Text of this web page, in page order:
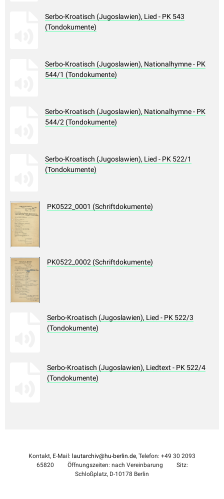
Serbo-Kroatisch (Jugoslawien), Lied - PK 543
(Tondokumente)
Serbo-Kroatisch (Jugoslawien), Nationalhymne - PK
544/1 (Tondokumente)
Serbo-Kroatisch (Jugoslawien), Nationalhymne - PK
544/2 (Tondokumente)
Serbo-Kroatisch (Jugoslawien), Lied - PK 522/1
(Tondokumente)
PK0522_0001 (Schriftdokumente)
PK0522_0002 (Schriftdokumente)
Serbo-Kroatisch (Jugoslawien), Lied - PK 522/3
(Tondokumente)
Serbo-Kroatisch (Jugoslawien), Liedtext - PK 522/4
(Tondokumente)
Kontakt, E-Mail: lautarchiv@hu-berlin.de, Telefon: +49 30 2093
65820
Öffnungszeiten: nach Vereinbarung
Sitz:
Schloßplatz, D-10178 Berlin